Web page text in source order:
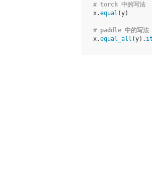
# torch 中的写法
x.equal (y)
# paddle 中的写法
x.equal_all (y) .